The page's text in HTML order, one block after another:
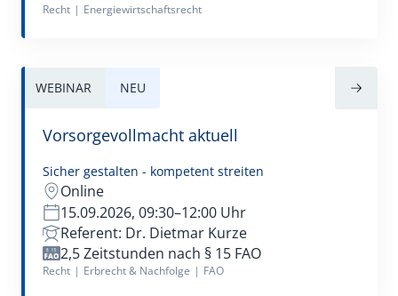
Recht | Energiewirtschaftsrecht
WEBINAR NEU
Vorsorgevollmacht aktuell
Sicher gestalten - kompetent streiten
Online
15.09.2026, 09:30–12:00 Uhr
Referent: Dr. Dietmar Kurze
2,5 Zeitstunden nach § 15 FAO
Recht | Erbrecht & Nachfolge | FAO